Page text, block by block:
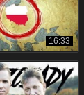
16:33